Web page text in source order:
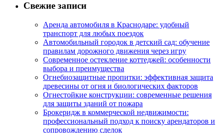
Свежие записи
Аренда автомобиля в Краснодаре: удобный
транспорт для любых поездок
Автомобильный городок в детский сад: обучение
правилам дорожного движения через игру
Современное остекление коттеджей: особенности
выбора и преимущества
Огнебиозащитные пропитки: эффективная защита
древесины от огня и биологических факторов
Огнестойкие конструкции: современные решения
для защиты зданий от пожара
Брокеридж в коммерческой недвижимости:
профессиональный подход к поиску арендаторов и
сопровождению сделок